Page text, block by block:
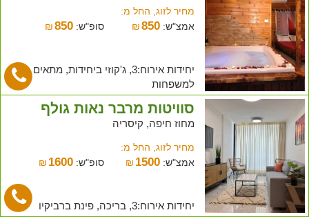
מחיר לזוג, החל מ:
אמצ"ש:
₪850 סופ"ש: ₪ 850
יחידות אירוח:3, ג'קוזי ביחידות, מתאים
למשפחות
סוויטות מרבר נאות גולף
מחוז חיפה, קיסריה
מחיר לזוג, החל מ:
אמצ"ש:
₪ 1500 סופ"ש: ₪ 1600
יחידות אירוח:3, בריכה, פינת ברביקיו